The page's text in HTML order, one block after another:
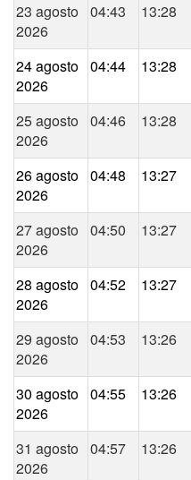
23 agosto
2026
04:43 13:28
24 agosto
2026
04:44 13:28
25 agosto
2026
04:46 13:28
26 agosto
2026
04:48 13:27
27 agosto
2026
04:50 13:27
28 agosto
2026
04:52 13:27
29 agosto
2026
04:53 13:26
30 agosto
2026
04:55 13:26
31 agosto
2026
04:57 13:26